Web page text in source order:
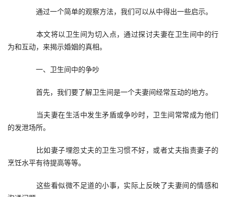
通过一个简单的观察方法，我们可以从中得出一些启示。
本文将以卫生间为切入点，通过探讨夫妻在卫生间中的行
为和互动，来揭示婚姻的真相。
一、卫生间中的争吵
首先，我们要了解卫生间是一个夫妻间经常互动的地方。
当夫妻在生活中发生矛盾或争吵时，卫生间常常成为他们
的发泄场所。
比如妻子埋怨丈夫的卫生习惯不好，或者丈夫指责妻子的
烹饪水平有待提高等等。
这些看似微不足道的小事，实际上反映了夫妻间的情感和